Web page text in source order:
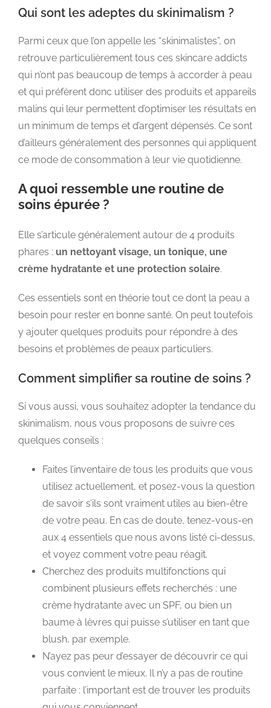
Qui sont les adeptes du skinimalism ?
Parmi ceux que l’on appelle les “skinimalistes”, on
retrouve particulièrement tous ces skincare addicts
qui n’ont pas beaucoup de temps à accorder à peau
et qui préfèrent donc utiliser des produits et appareils
malins qui leur permettent d’optimiser les résultats en
un minimum de temps et d’argent dépensés. Ce sont
d’ailleurs généralement des personnes qui appliquent
ce mode de consommation à leur vie quotidienne.
A quoi ressemble une routine de
soins épurée ?
Elle s’articule généralement autour de 4 produits
phares : un nettoyant visage, un tonique, une
crème hydratante et une protection solaire.
Ces essentiels sont en théorie tout ce dont la peau a
besoin pour rester en bonne santé. On peut toutefois
y ajouter quelques produits pour répondre à des
besoins et problèmes de peaux particuliers.
Comment simplifier sa routine de soins ?
Si vous aussi, vous souhaitez adopter la tendance du
skinimalism, nous vous proposons de suivre ces
quelques conseils :
Faites l’inventaire de tous les produits que vous
utilisez actuellement, et posez-vous la question
de savoir s’ils sont vraiment utiles au bien-être
de votre peau. En cas de doute, tenez-vous-en
aux 4 essentiels que nous avons listé ci-dessus,
et voyez comment votre peau réagit.
Cherchez des produits multifonctions qui
combinent plusieurs effets recherchés : une
crème hydratante avec un SPF, ou bien un
baume à lèvres qui puisse s’utiliser en tant que
blush, par exemple.
N’ayez pas peur d’essayer de découvrir ce qui
vous convient le mieux. Il n’y a pas de routine
parfaite : l’important est de trouver les produits